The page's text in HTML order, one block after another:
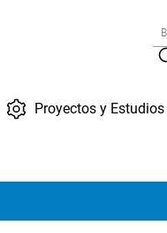
Proyectos y